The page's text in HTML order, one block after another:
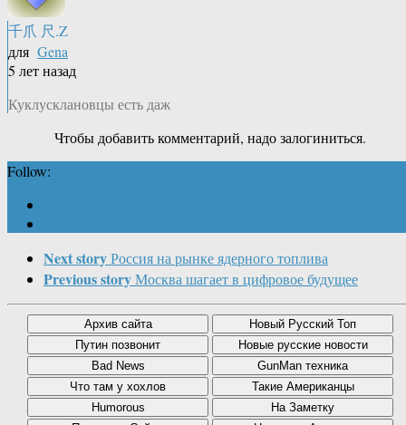
千爪 尺.Z
для Gena
5 лет назад
Куклусклановцы есть даж
Чтобы добавить комментарий, надо залогиниться.
Follow:
Next storyРоссия на рынке ядерного топлива
Previous storyМосква шагает в цифровое будущее